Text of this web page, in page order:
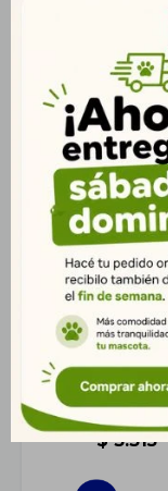
Productos
Cama Sueño
$ 3.315